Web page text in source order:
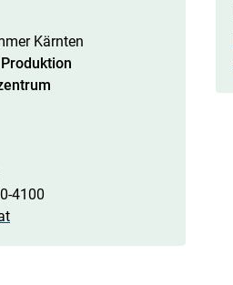
Kärnten
4100